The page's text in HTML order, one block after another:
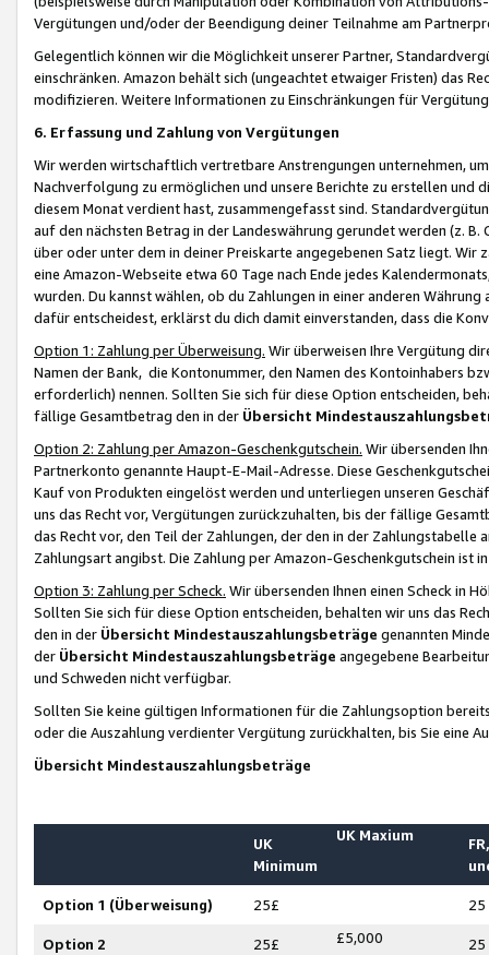
Vergütungen und/oder der Beendigung deiner Teilnahme am
Gelegentlich können wir die Möglichkeit unserer Partner,
einschränken. Amazon behält sich (ungeachtet etwaiger Fristen) das
modifizieren. Weitere Informationen zu Einschränkungen für
6. Erfassung und Zahlung von Vergütungen
Wir werden wirtschaftlich vertretbare Anstrengungen unternehmen,
Nachverfolgung zu ermöglichen und unsere Berichte zu erstellen und
diesem Monat verdient hast, zusammengefasst sind.
auf den nächsten Betrag in der Landeswährung gerundet werden (z.
über oder unter dem in deiner Preiskarte angegebenen Satz liegt.
eine Amazon-Webseite etwa 60 Tage nach Ende jedes
wurden. Du kannst wählen, ob du Zahlungen in einer anderen
dafür entscheidest, erklärst du dich damit einverstanden, dass die
Option 1: Zahlung per Überweisung. Wir überweisen Ihre Vergütung
Namen der Bank, die Kontonummer, den Namen des Kontoinhabers
erforderlich) nennen. Sollten Sie sich für diese Option entscheiden,
fällige Gesamtbetrag den in der Übersicht
Option 2: Zahlung per Amazon-Geschenkgutschein. Wir übersenden
Partnerkonto genannte Haupt-E-Mail-Adresse. Diese
Kauf von Produkten eingelöst werden und unterliegen unseren
uns das Recht vor, Vergütungen zurückzuhalten, bis der fällige
das Recht vor, den Teil der Zahlungen, der den in der
Zahlungsart angibst. Die Zahlung per Amazon-Geschenkgutschein ist
Option 3: Zahlung per Scheck. Wir übersenden Ihnen einen Scheck in
Sollten Sie sich für diese Option entscheiden, behalten wir uns das
den in der Übersicht Mindestauszahlungsbeträge genannten
der Übersicht Mindestauszahlungsbeträge angegebene
und Schweden nicht verfügbar.
Sollten Sie keine gültigen Informationen für die Zahlungsoption
oder die Auszahlung verdienter Vergütung zurückhalten, bis Sie
Übersicht Mindestauszahlungsbeträge
UK
Minimum
UK Maxium
Option 1 (Überweisung) 25£ 25
Option 2
25£ £5,000 25